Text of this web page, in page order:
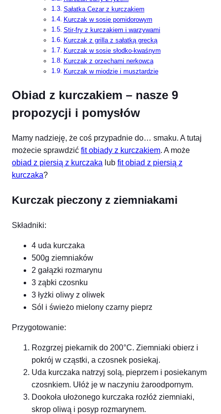
Sałatka Cezar z kurczakiem
Kurczak w sosie pomidorowym
Stir-fry z kurczakiem i warzywami
Kurczak z grilla z sałatką grecką
Kurczak w sosie słodko-kwaśnym
Kurczak z orzechami nerkowca
Kurczak w miodzie i musztardzie
Obiad z kurczakiem – nasze 9
propozycji i pomysłów
Mamy nadzieję, że coś przypadnie do… smaku. A tutaj
możecie sprawdzić fit obiady z kurczakiem. A może
obiad z piersią z kurczaka lub fit obiad z piersią z
kurczaka?
Kurczak pieczony z ziemniakami
Składniki:
4 uda kurczaka
500g ziemniaków
2 gałązki rozmarynu
3 ząbki czosnku
3 łyżki oliwy z oliwek
Sól i świeżo mielony czarny pieprz
Przygotowanie:
Rozgrzej piekarnik do 200°C. Ziemniaki obierz i
pokrój w cząstki, a czosnek posiekaj.
Uda kurczaka natrzyj solą, pieprzem i posiekanym
czosnkiem. Ułóż je w naczyniu żaroodpornym.
Dookoła ułożonego kurczaka rozłóż ziemniaki,
skrop oliwą i posyp rozmarynem.